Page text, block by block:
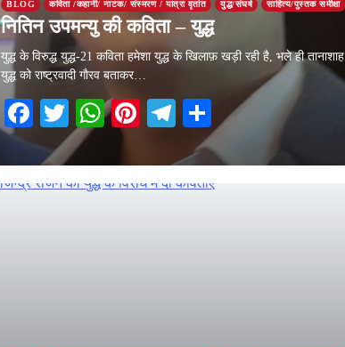
BLOG कविता /कहानी/ नाटक/ संस्मरण / यात्रा वृतांत युद्ध/संघर्ष साहित्य/पुस्तक समीक्षा
नितिन उपमन्यु की कविता – युद्ध
युद्ध के विरुद्ध युद्ध-21 कविता हमेशा युद्ध के खिलाफ़ खड़ी रही है, भले ही तानाशाह
युद्ध को राष्ट्रवादी गौरव बताकर…
Facebook
Twitter
WhatsApp
Pinterest
Telegram
Share
7 April 2026